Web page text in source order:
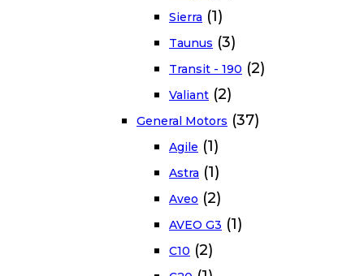
Sierra (1)
Taunus (3)
Transit - 190 (2)
Valiant (2)
General Motors (37)
Agile (1)
Astra (1)
Aveo (2)
AVEO G3 (1)
C10 (2)